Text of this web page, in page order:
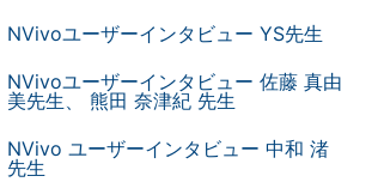
NVivoユーザーインタビュー YS先生
NVivoユーザーインタビュー 佐藤 真由
美先生、 熊田 奈津紀 先生
NVivo ユーザーインタビュー 中和 渚
先生